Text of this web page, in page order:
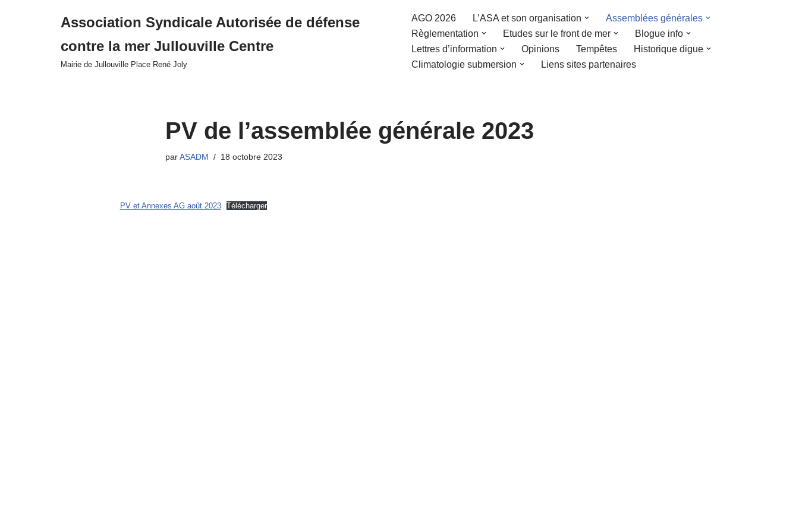
Association Syndicale Autorisée de défense
contre la mer Jullouville Centre
Mairie de Jullouville Place René Joly
AGO 2026 L’ASA et son organisation
Assemblées générales
Règlementation
Etudes sur le front de mer
Blogue info
Lettres d’information
Opinions Tempêtes
Historique digue
Climatologie submersion
Liens sites partenaires
PV de l’assemblée générale 2023
parASADM 18 octobre 2023
PV et Annexes AG août 2023 Télécharger